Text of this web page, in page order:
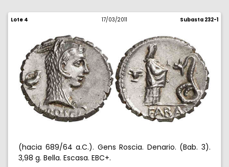
Lote 4 17/03/2011 Subasta 232-1
(hacia 689/64 a.C.). Gens Roscia. Denario. (Bab. 3).
3,98 g. Bella. Escasa. EBC+.